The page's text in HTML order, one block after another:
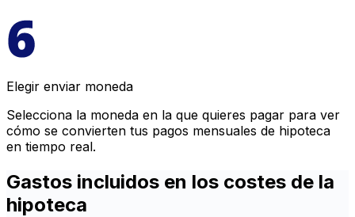
Elegir enviar moneda
Selecciona la moneda en la que quieres pagar para ver
cómo se convierten tus pagos mensuales de hipoteca
en tiempo real.
Gastos incluidos en los costes de la
hipoteca